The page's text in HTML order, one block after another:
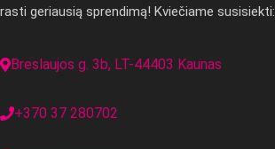
rasti geriausią sprendimą! Kviečiame susisiekti:
Breslaujos g. 3b, LT-44403 Kaunas
+370 37 280702